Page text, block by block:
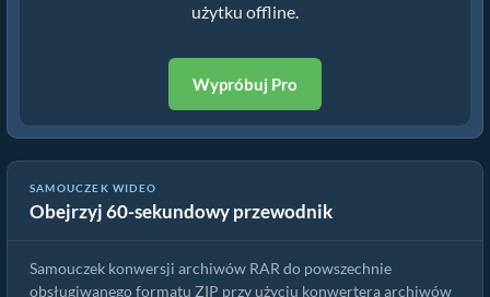
użytku offline.
Wypróbuj Pro
SAMOUCZEK WIDEO
Obejrzyj 60-sekundowy przewodnik
Jak konwertować pliki tar | Prosty przewodnik
Samouczek konwersji archiwów RAR do powszechnie
obsługiwanego formatu ZIP przy użyciu konwertera archiwów